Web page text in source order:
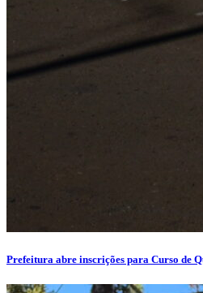
Prefeitura abre inscrições para Curso de